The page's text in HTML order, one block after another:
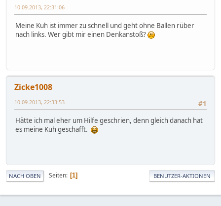
10.09.2013, 22:31:06
Meine Kuh ist immer zu schnell und geht ohne Ballen rüber
nach links. Wer gibt mir einen Denkanstoß?
Zicke1008
#1
10.09.2013, 22:33:53
Hätte ich mal eher um Hilfe geschrien, denn gleich danach hat
es meine Kuh geschafft.
NACH OBEN Seiten 1 BENUTZER-AKTIONEN